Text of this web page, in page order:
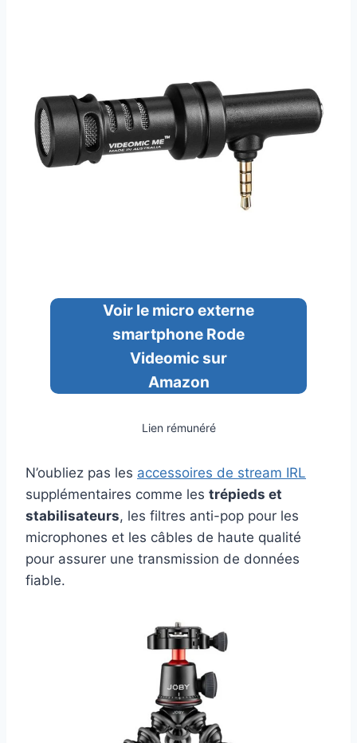
Voir le micro externe
smartphone Rode
Videomic sur
Amazon
Lien rémunéré
N’oubliez pas les accessoires de stream IRL
supplémentaires comme les trépieds et
stabilisateurs, les filtres anti-pop pour les
microphones et les câbles de haute qualité
pour assurer une transmission de données
fiable.